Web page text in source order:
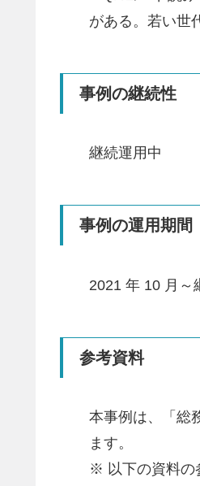
がある。若い世
事例の継続性
継続運用中
事例の運用期間
2021 年 10 月～
参考資料
本事例は、「総
ます。
※ 以下の資料の